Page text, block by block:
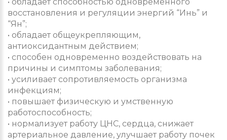
восстановления и регуляции энергий “Инь” и
“Ян”;
• обладает общеукрепляющим,
антиоксидантным действием;
• способен одновременно воздействовать на
причины и симптомы заболевания;
• усиливает сопротивляемость организма
инфекциям;
• повышает физическую и умственную
работоспособность;
• нормализует работу ЦНС, сердца, снижает
артериальное давление, улучшает работу почек